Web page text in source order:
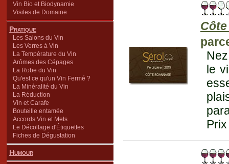
Vin Bio et Biodynamie
Visites de Domaine
Pratique
Les Salons du Vin
Les Verres à Vin
La Température du Vin
Arômes des Cépages
La Robe du Vin
Qu'est ce qu'un Vin Fermé ?
La Minéralité du Vin
La Réduction
Vin et Carafe
Bouteille entamée
Accords Vin et Mets
Le Décollage d'Étiquettes
Fiches de Dégustation
Humour
le